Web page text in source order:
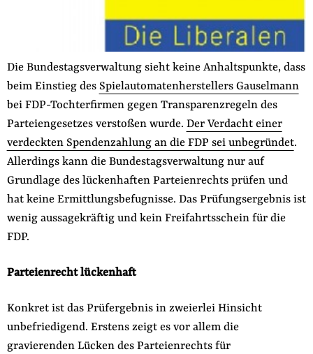
Die Bundestagsverwaltung sieht keine Anhaltspunkte, dass
beim Einstieg des Spielautomatenherstellers Gauselmann
bei FDP-Tochterfirmen gegen Transparenzregeln des
Parteiengesetzes verstoßen wurde. Der Verdacht einer
verdeckten Spendenzahlung an die FDP sei unbegründet.
Allerdings kann die Bundestagsverwaltung nur auf
Grundlage des lückenhaften Parteienrechts prüfen und
hat keine Ermittlungsbefugnisse. Das Prüfungsergebnis ist
wenig aussagekräftig und kein Freifahrtsschein für die
FDP.
Parteienrecht lückenhaft
Konkret ist das Prüfergebnis in zweierlei Hinsicht
unbefriedigend. Erstens zeigt es vor allem die
gravierenden Lücken des Parteienrechts für